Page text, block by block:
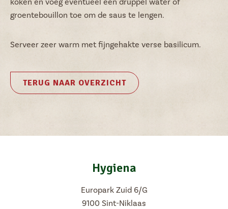
koken en voeg eventueel een druppel water of
groentebouillon toe om de saus te lengen.
Serveer zeer warm met fijngehakte verse basilicum.
TERUG NAAR OVERZICHT
Hygiena
Europark Zuid 6/G
9100 Sint-Niklaas